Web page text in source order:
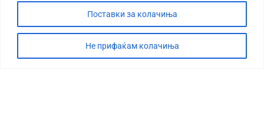
Поставки за колачиња
Не прифаќам колачиња